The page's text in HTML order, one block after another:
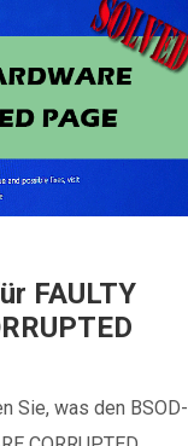
FAULTY
Sie, was den BSOD-